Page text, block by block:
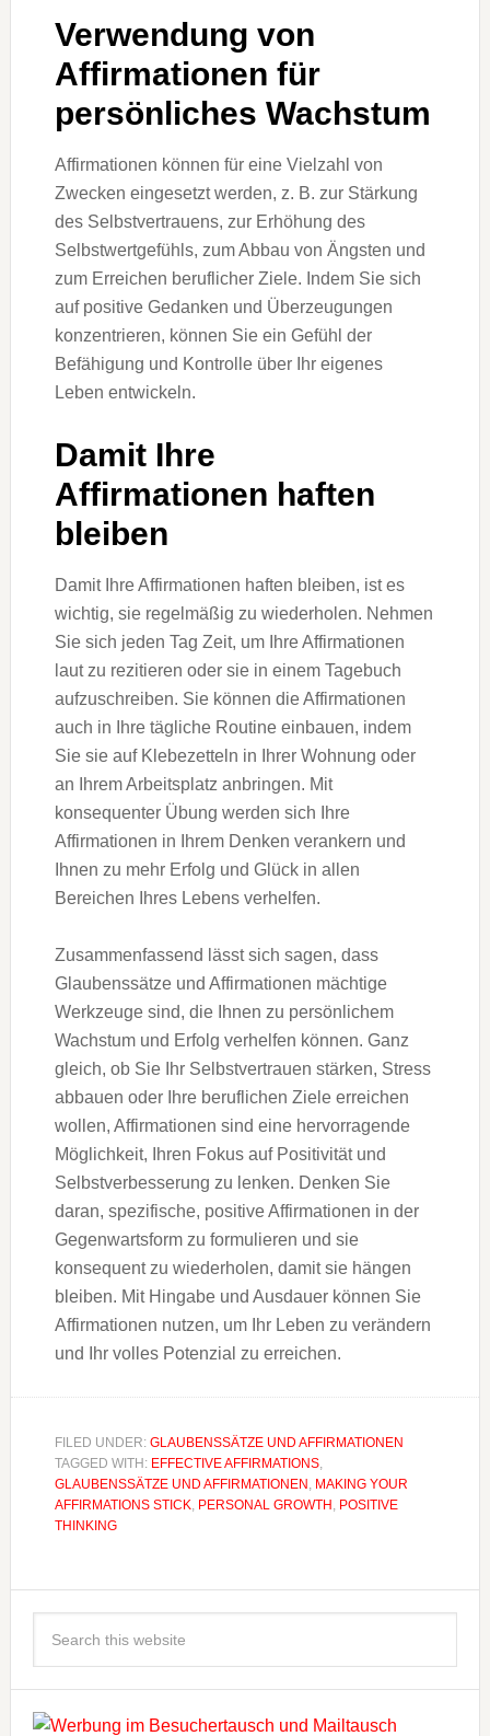
Verwendung von
Affirmationen für
persönliches Wachstum
Affirmationen können für eine Vielzahl von
Zwecken eingesetzt werden, z. B. zur Stärkung
des Selbstvertrauens, zur Erhöhung des
Selbstwertgefühls, zum Abbau von Ängsten und
zum Erreichen beruflicher Ziele. Indem Sie sich
auf positive Gedanken und Überzeugungen
konzentrieren, können Sie ein Gefühl der
Befähigung und Kontrolle über Ihr eigenes
Leben entwickeln.
Damit Ihre
Affirmationen haften
bleiben
Damit Ihre Affirmationen haften bleiben, ist es
wichtig, sie regelmäßig zu wiederholen. Nehmen
Sie sich jeden Tag Zeit, um Ihre Affirmationen
laut zu rezitieren oder sie in einem Tagebuch
aufzuschreiben. Sie können die Affirmationen
auch in Ihre tägliche Routine einbauen, indem
Sie sie auf Klebezetteln in Ihrer Wohnung oder
an Ihrem Arbeitsplatz anbringen. Mit
konsequenter Übung werden sich Ihre
Affirmationen in Ihrem Denken verankern und
Ihnen zu mehr Erfolg und Glück in allen
Bereichen Ihres Lebens verhelfen.
Zusammenfassend lässt sich sagen, dass
Glaubenssätze und Affirmationen mächtige
Werkzeuge sind, die Ihnen zu persönlichem
Wachstum und Erfolg verhelfen können. Ganz
gleich, ob Sie Ihr Selbstvertrauen stärken, Stress
abbauen oder Ihre beruflichen Ziele erreichen
wollen, Affirmationen sind eine hervorragende
Möglichkeit, Ihren Fokus auf Positivität und
Selbstverbesserung zu lenken. Denken Sie
daran, spezifische, positive Affirmationen in der
Gegenwartsform zu formulieren und sie
konsequent zu wiederholen, damit sie hängen
bleiben. Mit Hingabe und Ausdauer können Sie
Affirmationen nutzen, um Ihr Leben zu verändern
und Ihr volles Potenzial zu erreichen.
FILED UNDER: GLAUBENSSÄTZE UND AFFIRMATIONEN
TAGGED WITH: EFFECTIVE AFFIRMATIONS,
GLAUBENSSÄTZE UND AFFIRMATIONEN , MAKING YOUR
AFFIRMATIONS STICK, PERSONAL GROWTH , POSITIVE
THINKING